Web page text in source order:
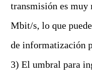
transmisión es muy
Mbit/s, lo que
de informatización
3) El umbral para